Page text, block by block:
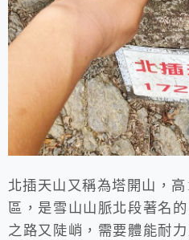
北插天山又稱為塔開山，
區，是雪山山脈北段著名
之路又陡峭，需要體能耐